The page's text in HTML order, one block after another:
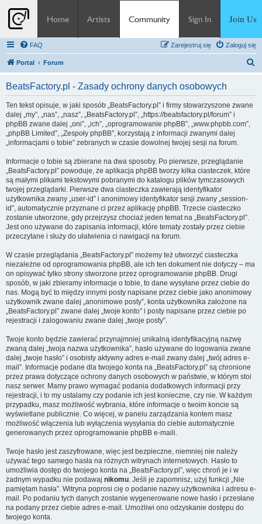
Home Artists Community Sign In Join Us
FAQ Zaloguj się
Zarejestruj się
Portal Forum
BeatsFactory.pl - Zasady ochrony danych osobowych
Ten tekst opisuje, w jaki sposób „BeatsFactory.pl” i firmy stowarzyszone zwane
dalej „my”, „nas”, „nasz”, „BeatsFactory.pl”, „https://beatsfactory.pl/forum” i
phpBB zwane dalej „oni”, „ich”, „oprogramowanie phpBB”, „www.phpbb.com”,
„phpBB Limited”, „Zespoły phpBB”, korzystają z informacji zwanymi dalej
„informacjami o tobie” zebranych w czasie dowolnej twojej sesji na forum.
Informacje o tobie są zbierane na dwa sposoby. Po pierwsze, przeglądanie
„BeatsFactory.pl” powoduje, że aplikacja phpBB tworzy kilka ciasteczek, które
są małymi plikami tekstowymi pobranymi do katalogu plików tymczasowych
twojej przeglądarki. Pierwsze dwa ciasteczka zawierają identyfikator
użytkownika zwany „user-id” i anonimowy identyfikator sesji zwany „session-
id”, automatycznie przyznane ci przez aplikację phpBB. Trzecie ciasteczko
zostanie utworzone, gdy przejrzysz chociaż jeden temat na „BeatsFactory.pl”.
Jest ono używane do zapisania informacji, które tematy zostały przez ciebie
przeczytane i służy do ułatwienia ci nawigacji na forum.
W czasie przeglądania „BeatsFactory.pl” możemy też utworzyć ciasteczka
niezależne od oprogramowania phpBB, ale ich ten dokument nie dotyczy – ma
on opisywać tylko strony stworzone przez oprogramowanie phpBB. Drugi
sposób, w jaki zbieramy informacje o tobie, to dane wysyłane przez ciebie do
nas. Mogą być to między innymi posty napisane przez ciebie jako anonimowy
użytkownik zwane dalej „anonimowe posty”, konta użytkownika założone na
„BeatsFactory.pl” zwane dalej „twoje konto” i posty napisane przez ciebie po
rejestracji i zalogowaniu zwane dalej „twoje posty”.
Twoje konto będzie zawierać przynajmniej unikalną identyfikacyjną nazwę
zwaną dalej „twoja nazwa użytkownika”, hasło używane do logowania zwane
dalej „twoje hasło” i osobisty aktywny adres e-mail zwany dalej „twój adres e-
mail”. Informacje podane dla twojego konta na „BeatsFactory.pl” są chronione
przez prawa dotyczące ochrony danych osobowych w państwie, w którym stoi
nasz serwer. Mamy prawo wymagać podania dodatkowych informacji przy
rejestracji, i to my ustalamy czy podanie ich jest konieczne, czy nie. W każdym
przypadku, masz możliwość wybrania, które informacje o twoim koncie są
wyświetlane publicznie. Co więcej, w panelu zarządzania kontem masz
możliwość włączenia lub wyłączenia wysyłania do ciebie automatycznie
generowanych przez oprogramowanie phpBB e-maili.
Twoje hasło jest zaszyfrowane, więc jest bezpieczne, niemniej nie należy
używać tego samego hasła na różnych witrynach internetowych. Hasło to
umożliwia dostęp do twojego konta na „BeatsFactory.pl”, więc chroń je i w
żadnym wypadku nie podawaj nikomu. Jeśli je zapomnisz, użyj funkcji „Nie
pamiętam hasła”. Witryna poprosi cię o podanie nazwy użytkownika i adresu e-
mail. Po podaniu tych danych zostanie wygenerowane nowe hasło i przesłane
na podany przez ciebie adres e-mail. Umożliwi ono odzyskanie dostępu do
twojego konta.